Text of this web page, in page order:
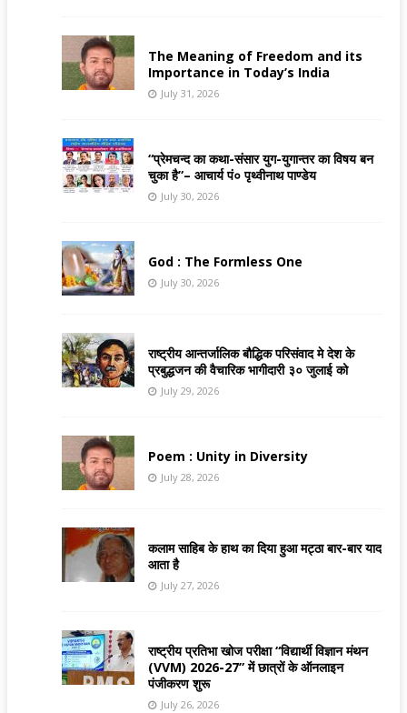
The Meaning of Freedom and its
Importance in Today’s India
July 31, 2026
“प्रेमचन्द का कथा-संसार युग-युगान्तर का विषय बन
चुका है”– आचार्य पं० पृथ्वीनाथ पाण्डेय
July 30, 2026
God : The Formless One
July 30, 2026
राष्ट्रीय आन्तर्जालिक बौद्धिक परिसंवाद मे देश के
प्रबुद्धजन की वैचारिक भागीदारी ३० जुलाई को
July 29, 2026
Poem : Unity in Diversity
July 28, 2026
कलाम साहिब के हाथ का दिया हुआ मट्ठा बार-बार याद
आता है
July 27, 2026
राष्ट्रीय प्रतिभा खोज परीक्षा “विद्यार्थी विज्ञान मंथन
(VVM) 2026-27” में छात्रों के ऑनलाइन
पंजीकरण शुरू
July 26, 2026